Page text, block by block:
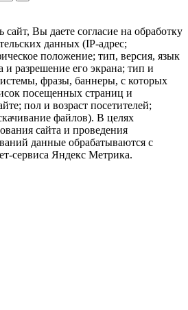
сайт, Вы даете согласие на обработку
данных (IP-адрес;
положение; тип, версия, язык
и разрешение его экрана; тип и
фразы, баннеры, с которых
посещенных страниц и
пол и возраст посетителей;
файлов). В целях
сайта и проведения
данные обрабатываются с
сервиса Яндекс Метрика.